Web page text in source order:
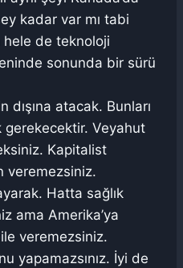
kadar var mı tabi
de teknoloji
sonunda bir sürü
atacak. Bunları
Veyahut
Kapitalist
veremezsiniz.
Hatta sağlık
ama Amerika’ya
veremezsiniz.
yapamazsınız. İyi de